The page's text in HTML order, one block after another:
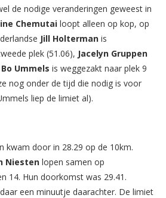
de nodige veranderingen geweest in
Chemutai loopt alleen op kop, op
Jill Holterman is
plek (51.06), Jacelyn Gruppen
Bo Ummels is weggezakt naar plek 9
nog onder de tijd die nodig is voor
liep de limiet al).
kwam door in 28.29 op de 10km.
Niesten lopen samen op
14. Hun doorkomst was 29.41.
een minuutje daarachter. De limiet